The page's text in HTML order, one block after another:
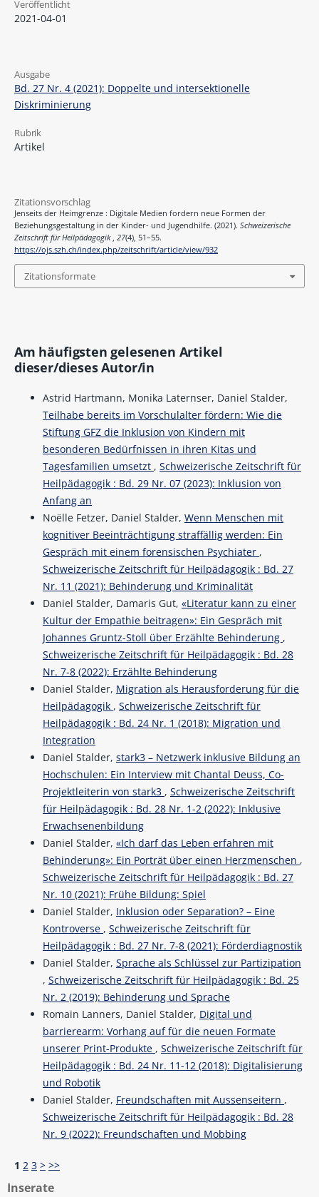
Veröffentlicht
2021-04-01
Ausgabe
Bd. 27 Nr. 4 (2021): Doppelte und intersektionelle
Diskriminierung
Rubrik
Artikel
Zitationsvorschlag
Jenseits der Heimgrenze : Digitale Medien fordern neue Formen der
Beziehungsgestaltung in der Kinder- und Jugendhilfe. (2021). Schweizerische
Zeitschrift für Heilpädagogik , 27(4), 51–55.
https://ojs.szh.ch/index.php/zeitschrift/article/view/932
Zitationsformate
Am häufigsten gelesenen Artikel
dieser/dieses Autor/in
Astrid Hartmann, Monika Laternser, Daniel Stalder,
Teilhabe bereits im Vorschulalter fördern: Wie die
Stiftung GFZ die Inklusion von Kindern mit
besonderen Bedürfnissen in ihren Kitas und
Tagesfamilien umsetzt , Schweizerische Zeitschrift für
Heilpädagogik : Bd. 29 Nr. 07 (2023): Inklusion von
Anfang an
Noëlle Fetzer, Daniel Stalder, Wenn Menschen mit
kognitiver Beeinträchtigung straffällig werden: Ein
Gespräch mit einem forensischen Psychiater ,
Schweizerische Zeitschrift für Heilpädagogik : Bd. 27
Nr. 11 (2021): Behinderung und Kriminalität
Daniel Stalder, Damaris Gut, «Literatur kann zu einer
Kultur der Empathie beitragen»: Ein Gespräch mit
Johannes Gruntz-Stoll über Erzählte Behinderung ,
Schweizerische Zeitschrift für Heilpädagogik : Bd. 28
Nr. 7-8 (2022): Erzählte Behinderung
Daniel Stalder, Migration als Herausforderung für die
Heilpädagogik , Schweizerische Zeitschrift für
Heilpädagogik : Bd. 24 Nr. 1 (2018): Migration und
Integration
Daniel Stalder, stark3 – Netzwerk inklusive Bildung an
Hochschulen: Ein Interview mit Chantal Deuss, Co-
Projektleiterin von stark3 , Schweizerische Zeitschrift
für Heilpädagogik : Bd. 28 Nr. 1-2 (2022): Inklusive
Erwachsenenbildung
Daniel Stalder, «Ich darf das Leben erfahren mit
Behinderung»: Ein Porträt über einen Herzmenschen ,
Schweizerische Zeitschrift für Heilpädagogik : Bd. 27
Nr. 10 (2021): Frühe Bildung: Spiel
Daniel Stalder, Inklusion oder Separation? – Eine
Kontroverse , Schweizerische Zeitschrift für
Heilpädagogik : Bd. 27 Nr. 7-8 (2021): Förderdiagnostik
Daniel Stalder, Sprache als Schlüssel zur Partizipation
, Schweizerische Zeitschrift für Heilpädagogik : Bd. 25
Nr. 2 (2019): Behinderung und Sprache
Romain Lanners, Daniel Stalder, Digital und
barrierearm: Vorhang auf für die neuen Formate
unserer Print-Produkte , Schweizerische Zeitschrift für
Heilpädagogik : Bd. 24 Nr. 11-12 (2018): Digitalisierung
und Robotik
Daniel Stalder, Freundschaften mit Aussenseitern ,
Schweizerische Zeitschrift für Heilpädagogik : Bd. 28
Nr. 9 (2022): Freundschaften und Mobbing
1 2 3 > >>
Inserate